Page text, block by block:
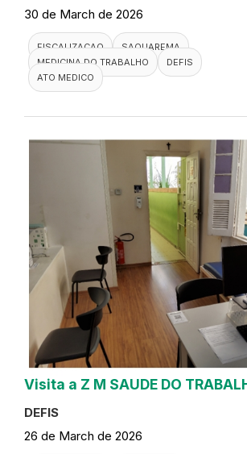
30 de March de 2026
FISCALIZACAO
SAQUAREMA
MEDICINA DO TRABALHO
DEFIS
ATO MEDICO
Visita a Z M SAUDE DO
DEFIS
26 de March de 2026